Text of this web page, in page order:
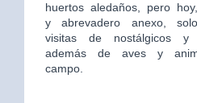
huertos aledaños, pero
yabrevadero anexo,
visitas de nostálgicos y
además de aves y
campo.